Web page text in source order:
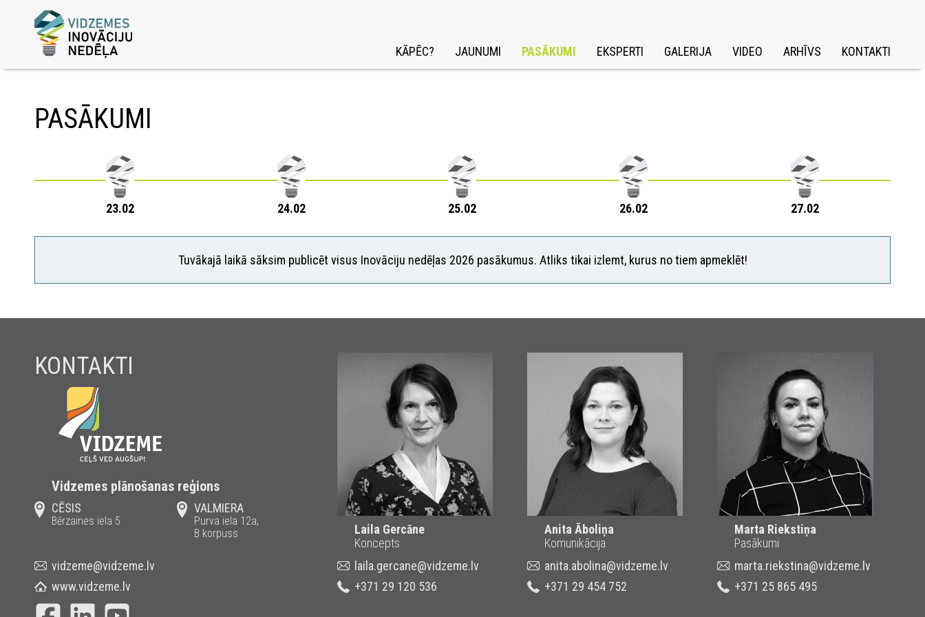
KĀPĒC? JAUNUMI PASĀKUMI EKSPERTI GALERIJA VIDEO ARHĪVS KONTAKTI
PASĀKUMI
23.02 24.02 25.02 26.02 27.02
Tuvākajā laikā sāksim publicēt visus Inovāciju nedēļas 2026 pasākumus. Atliks tikai izlemt, kurus no tiem apmeklēt!
KONTAKTI
Vidzemes plānošanas reģions
CĒSIS
Bērzaines iela 5
VALMIERA
Purva iela 12a,
B korpuss
vidzeme@vidzeme.lv
www.vidzeme.lv
Laila Gercāne
Koncepts
laila.gercane@vidzeme.lv
+371 29 120 536
Anita Āboliņa
Komunikācija
anita.abolina@vidzeme.lv
+371 29 454 752
Marta Riekstiņa
Pasākumi
marta.riekstina@vidzeme.lv
+371 25 865 495